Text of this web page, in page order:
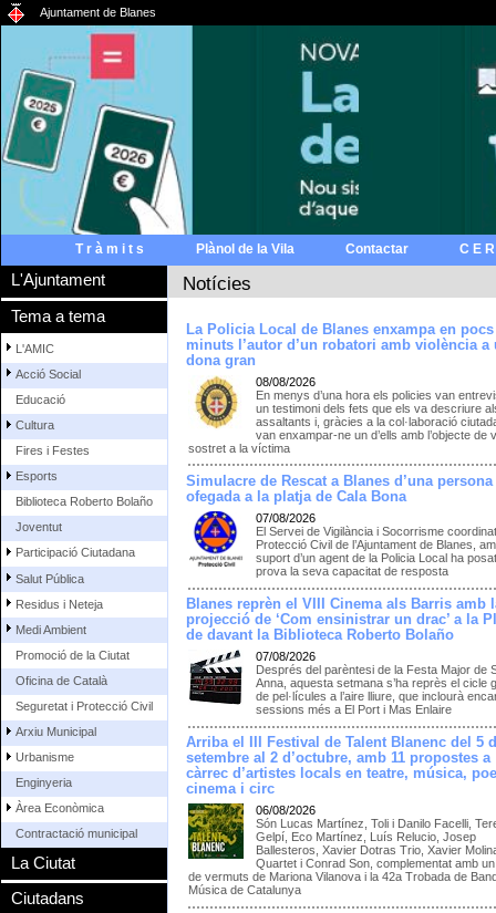
Ajuntament de Blanes
T r à m i t s Plànol de la Vila Contactar C E
L'Ajuntament
Tema a tema
L'AMIC
Acció Social
Educació
Cultura
Fires i Festes
Esports
Biblioteca Roberto Bolaño
Joventut
Participació Ciutadana
Salut Pública
Residus i Neteja
Medi Ambient
Promoció de la Ciutat
Oficina de Català
Seguretat i Protecció Civil
Arxiu Municipal
Urbanisme
Enginyeria
Àrea Econòmica
Contractació municipal
La Ciutat
Ciutadans
Notícies
La Policia Local de Blanes enxampa en pocs
minuts l’autor d’un robatori amb violència a
dona gran
08/08/2026
En menys d’una hora els policies van
un testimoni dels fets que els va descriure
assaltants i, gràcies a la col·laboració
van enxampar-ne un d’ells amb l’objecte de
sostret a la víctima
Simulacre de Rescat a Blanes d’una persona
ofegada a la platja de Cala Bona
07/08/2026
El Servei de Vigilància i Socorrisme
Protecció Civil de l’Ajuntament de Blanes,
suport d’un agent de la Policia Local ha
prova la seva capacitat de resposta
Blanes reprèn el VIII Cinema als Barris amb
projecció de ‘Com ensinistrar un drac’ a la
de davant la Biblioteca Roberto Bolaño
07/08/2026
Després del parèntesi de la Festa Major de
Anna, aquesta setmana s’ha reprès el cicle
de pel·lícules a l’aire lliure, que inclourà
sessions més a El Port i Mas Enlaire
Arriba el III Festival de Talent Blanenc del 5
setembre al 2 d’octubre, amb 11 propostes a
càrrec d’artistes locals en teatre, música,
cinema i circ
06/08/2026
Són Lucas Martínez, Toli i Danilo Facelli,
Gelpí, Eco Martínez, Luís Relucio, Josep
Ballesteros, Xavier Dotras Trio, Xavier
Quartet i Conrad Son, complementat amb
de vermuts de Mariona Vilanova i la 42a Trobada de
Música de Catalunya